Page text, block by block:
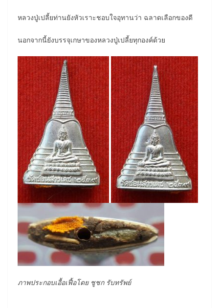
หลวงปู่เปลี้ยท่านยังหัวเราะชอบใจอุทานว่า ฉลาดเลือกของดี
นอกจากนี้ยังบรรจุเกษาของหลวงปู่เปลี้ยทุกองค์ด้วย
ภาพประกอบเอื้อเฟื้อโดย ชูชก รับทรัพย์